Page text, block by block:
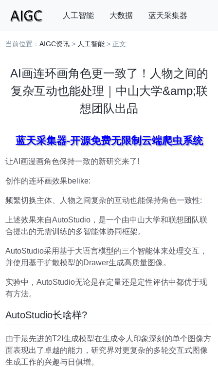
人工智能 大数据 蓝天采集器
搜索
当前位置：AIGC资讯 > 人工智能 > 正文
AI画连环画角色更一致了！人物之间的
复杂互动也能处理｜中山大学&amp;联
想团队出品
蓝天采集器-开源免费无限制云端爬虫系统
让AI画漫画角色保持一致的新研究来了!
创作的连环画效果belike:
频繁切换主体、人物之间复杂的互动也能保持角色一致性:
上述效果来自AutoStudio，是一个由中山大学和联想团队联
合提出的无需训练的多智能体协同框架。
AutoStudio采用基于大语言模型的三个智能体来处理交互，
并使用基于扩散模型的Drawer生成高质量图像。
实验中，AutoStudio无论是在定量还是定性评估中都优于现
有方法。
AutoStudio长啥样?
由于最先进的T2I生成模型在生成令人印象深刻的单个图像方
面表现出了卓越的能力，研究界对更复杂的多轮交互式图像
生成工作的兴趣与日俱增。